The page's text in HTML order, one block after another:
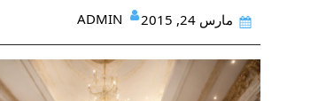
مارس 24, 2015 ADMIN